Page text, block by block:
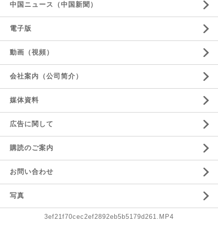
中国ニュース（中国新聞）
電子版
動画（視頻）
会社案内（公司简介）
媒体資料
広告に関して
購読のご案内
お問い合わせ
写真
3ef21f70cec2ef2892eb5b5179d261.MP4